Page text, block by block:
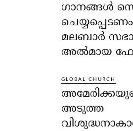
ഗാനങ്ങൾ
മലബാർ സഭാ
അൽമായ
GLOBAL CHURCH
അടുത്ത